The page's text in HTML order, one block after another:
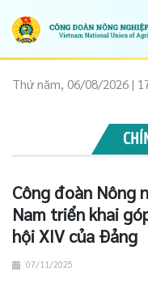
Thứ năm, 06/08/2026 |
Công đoàn Nông
Nam triển khai
hội XIV của Đảng
07/11/2025